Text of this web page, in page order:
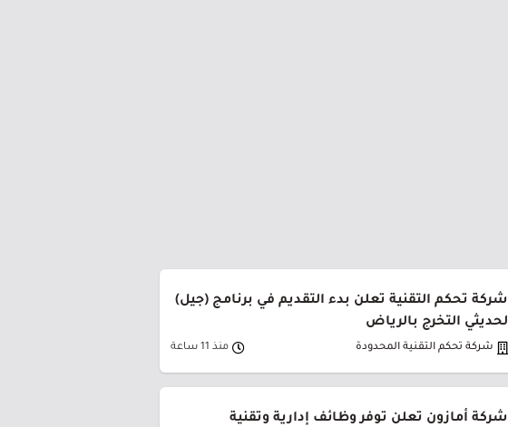
شركة تحكم التقنية تعلن بدء التقديم في برنامج (جيل)
لحديثي التخرج بالرياض
شركة تحكم التقنية المحدودة منذ 11 ساعة
شركة أمازون تعلن توفر وظائف إدارية وتقنية